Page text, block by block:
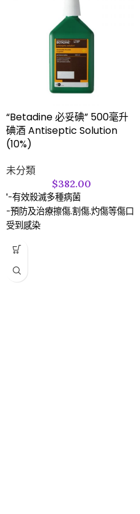
“Betadine 必妥碘” 500毫升
碘酒 Antiseptic Solution
(10%)
未分類
$382.00
'-有效殺滅多種病菌
-預防及治療擦傷.割傷.灼傷等傷口
受到感染